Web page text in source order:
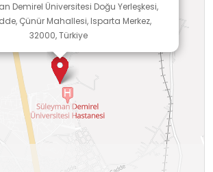
için gelecekte
projelerin çıkış noktası
Demirel Üniversitesi Doğu Yerleşkesi,
Çünür Mahallesi, Isparta Merkez,
32000, Türkiye